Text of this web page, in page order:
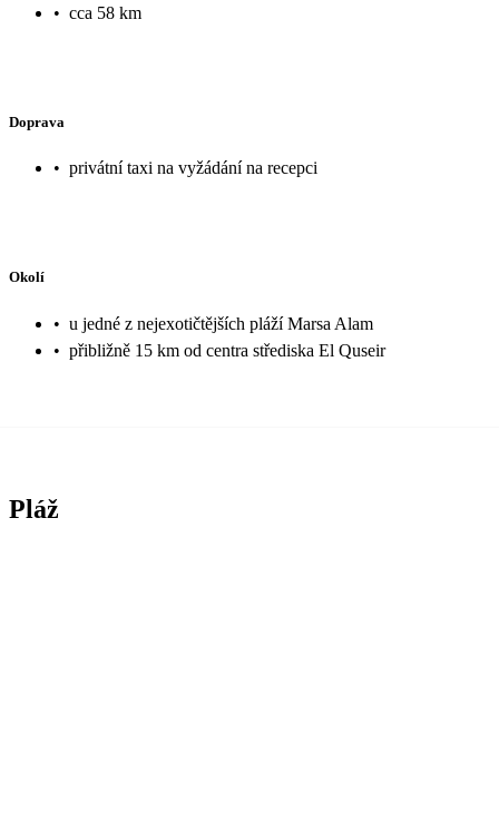
• cca 58 km
Doprava
• privátní taxi na vyžádání na recepci
Okolí
• u jedné z nejexotičtějších pláží Marsa Alam
• přibližně 15 km od centra střediska El Quseir
Pláž